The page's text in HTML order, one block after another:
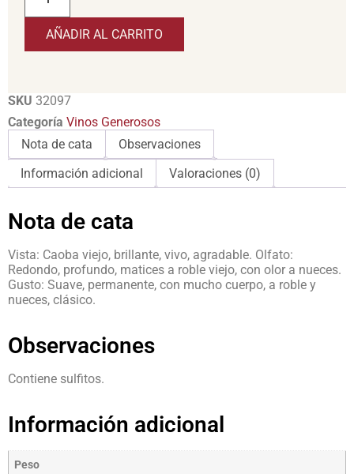
AÑADIR AL CARRITO
SKU 32097
Categoría Vinos Generosos
Nota de cata
Observaciones
Información adicional
Valoraciones (0)
Nota de cata
Vista: Caoba viejo, brillante, vivo, agradable. Olfato:
Redondo, profundo, matices a roble viejo, con olor a nueces.
Gusto: Suave, permanente, con mucho cuerpo, a roble y
nueces, clásico.
Observaciones
Contiene sulfitos.
Información adicional
Peso